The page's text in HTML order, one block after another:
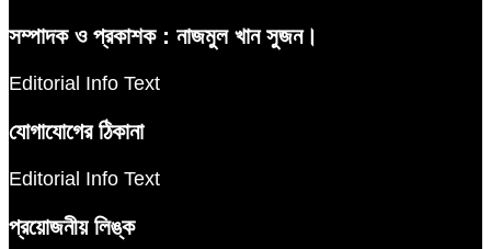
সম্পাদক ও প্রকাশক : নাজমুল খান সুজন।
Editorial Info Text
যোগাযোগের ঠিকানা
Editorial Info Text
প্রয়োজনীয় লিঙ্ক